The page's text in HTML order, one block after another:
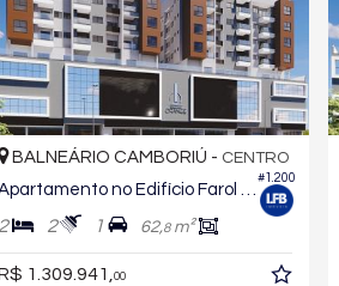
#1.200
BALNEÁRIO CAMBORIÚ - CENTRO
2 2 1 62,8m²
1.309.941, 00